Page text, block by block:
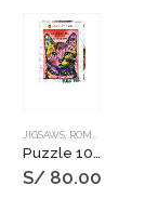
JIGSAWS, ROMPECABEZAS
S/80.00